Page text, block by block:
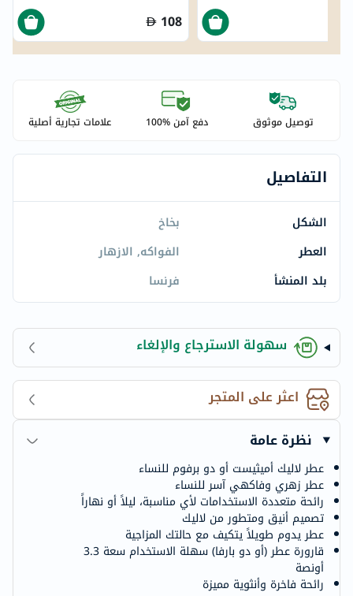
108
توصيل موثوق دفع آمن %100 علامات تجارية أصلية
التفاصيل
الشكل
بخاخ
العطر
الفواكه, الازهار
بلد المنشأ
فرنسا
سهولة الاسترجاع والإلغاء
اعثر على المتجر
نظرة عامة
عطر لاليك أميثيست أو دو برفوم للنساء
عطر زهري وفاكهي آسر للنساء
رائحة متعددة الاستخدامات لأي مناسبة، ليلاً أو نهاراً
تصميم أنيق ومتطور من لاليك
عطر يدوم طويلاً يتكيف مع حالتك المزاجية
قارورة عطر (أو دو بارفا) سهلة الاستخدام سعة 3.3
أونصة
رائحة فاخرة وأنثوية مميزة